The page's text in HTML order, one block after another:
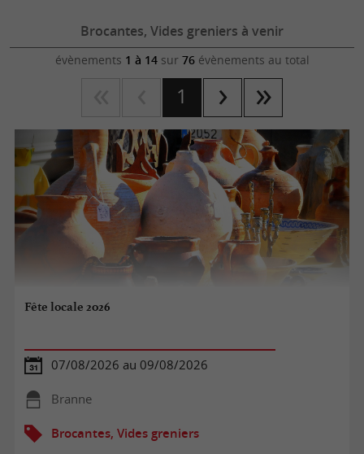
Brocantes, Vides greniers à venir
évènements 1 à 14sur 76évènements au total
1
Fête locale 2026
07/08/2026 au 09/08/2026
Branne
Brocantes, Vides greniers